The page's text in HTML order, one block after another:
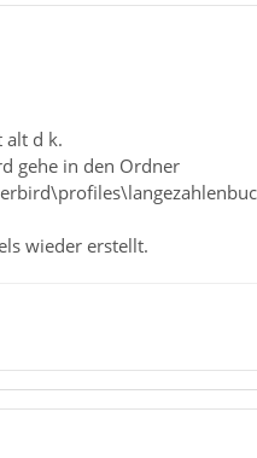
alt d k.
gehe in den Ordner
wieder erstellt.